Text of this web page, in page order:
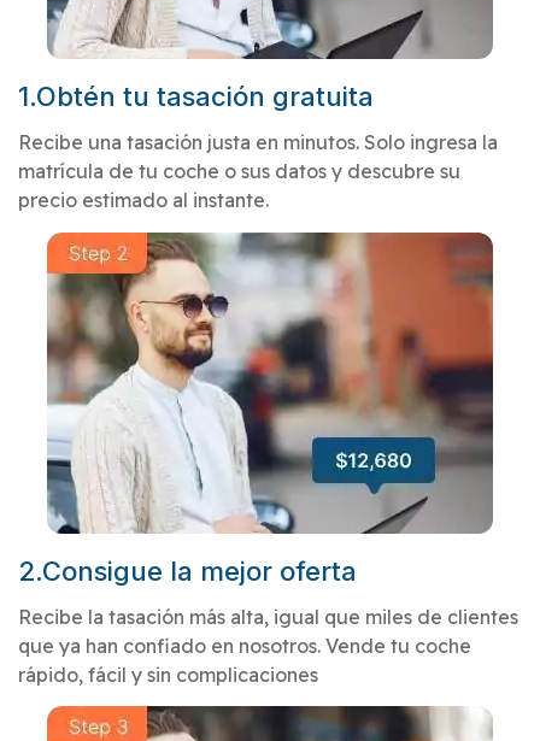
1.Obtén tu tasación gratuita
Recibe una tasación justa en minutos. Solo ingresa la
matrícula de tu coche o sus datos y descubre su
precio estimado al instante.
2.Consigue la mejor oferta
Recibe la tasación más alta, igual que miles de clientes
que ya han confiado en nosotros. Vende tu coche
rápido, fácil y sin complicaciones